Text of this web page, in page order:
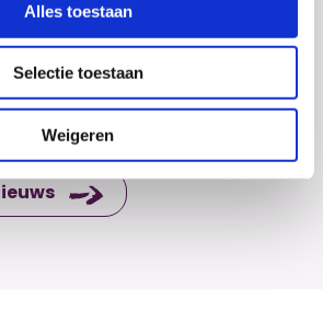
Alles toestaan
Selectie toestaan
Weigeren
ouders hun kind tot 18 jaar
als tegenstanders...